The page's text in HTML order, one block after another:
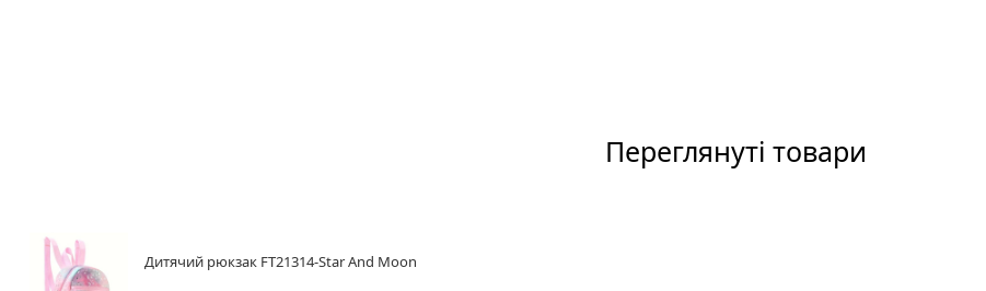
Переглянуті товари
Дитячий рюкзак FT21314-Star And Moon